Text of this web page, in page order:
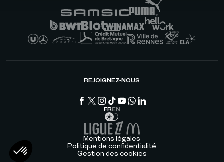
REJOIGNEZ-NOUS
FREN
Mentions légales
Politique de confidentialité
Gestion des cookies